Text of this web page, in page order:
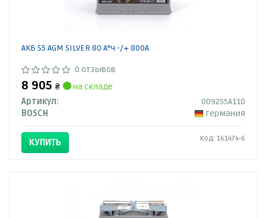
АКБ S5 AGM SILVER 80 А*ч -/+ 800А
0 отзывов
8 905 ₴
на складе
Артикул:
0092S5A110
BOSCH
Германия
КУПИТЬ Код: 161474-6